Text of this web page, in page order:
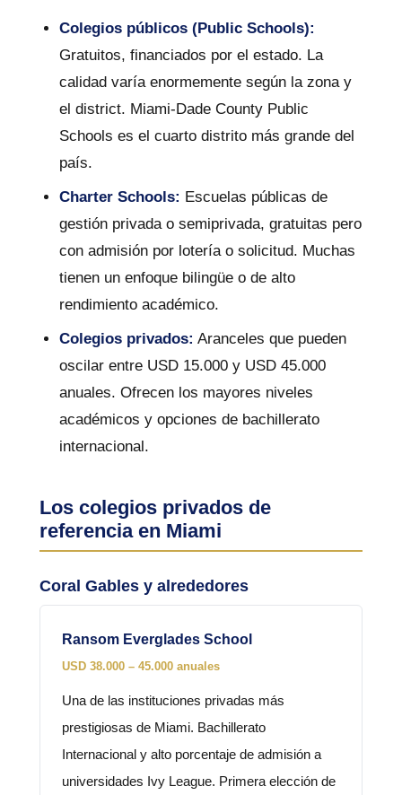
Colegios públicos (Public Schools):
Gratuitos, financiados por el estado. La
calidad varía enormemente según la zona y
el district. Miami-Dade County Public
Schools es el cuarto distrito más grande del
país.
Charter Schools: Escuelas públicas de
gestión privada o semiprivada, gratuitas pero
con admisión por lotería o solicitud. Muchas
tienen un enfoque bilingüe o de alto
rendimiento académico.
Colegios privados: Aranceles que pueden
oscilar entre USD 15.000 y USD 45.000
anuales. Ofrecen los mayores niveles
académicos y opciones de bachillerato
internacional.
Los colegios privados de
referencia en Miami
Coral Gables y alrededores
Ransom Everglades School
USD 38.000 – 45.000 anuales
Una de las instituciones privadas más
prestigiosas de Miami. Bachillerato
Internacional y alto porcentaje de admisión a
universidades Ivy League. Primera elección de